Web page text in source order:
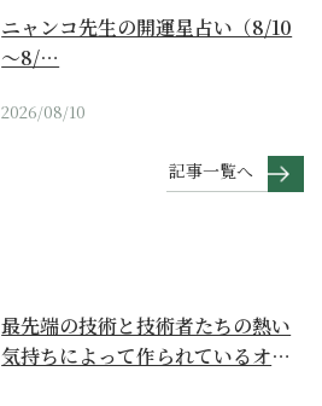
ニャンコ先生の開運星占い（8/10
～8/…
2026/08/10
記事一覧へ
最先端の技術と技術者たちの熱い
気持ちによって作られているオー